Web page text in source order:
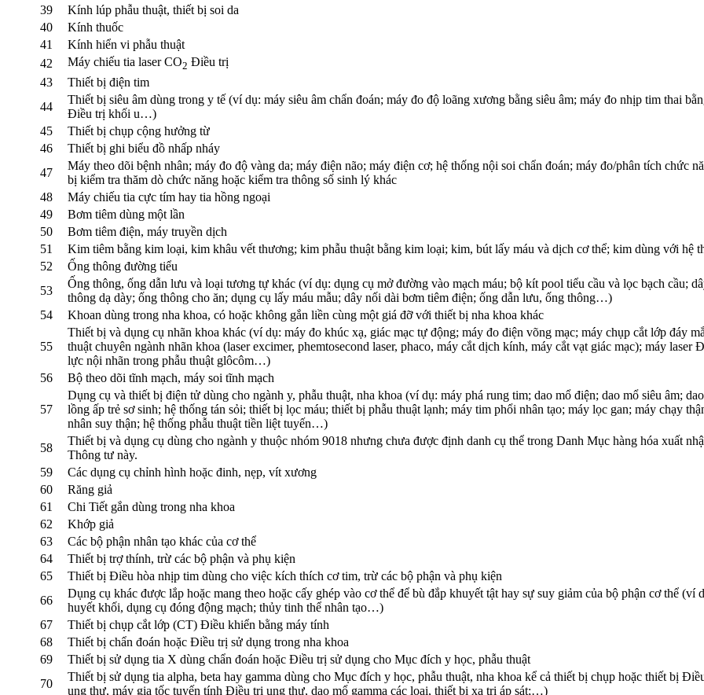
39
Kính lúp phẫu thuật, thiết bị soi da
40
Kính thuốc
41
Kính hiển vi phẫu thuật
42
Máy chiếu tia laser CO2 Điều trị
43
Thiết bị điện tim
44
Thiết bị siêu âm dùng trong y tế (ví dụ: máy siêu âm chẩn đoán; máy đo độ loãng xương bằng siêu âm; máy đo nhịp tim thai
Điều trị khối u…)
45
Thiết bị chụp cộng hưởng từ
46
Thiết bị ghi biểu đồ nhấp nháy
47
Máy theo dõi bệnh nhân; máy đo độ vàng da; máy điện não; máy điện cơ; hệ thống nội soi chẩn đoán; máy đo/phân tích chức
bị kiểm tra thăm dò chức năng hoặc kiểm tra thông số sinh lý khác
48
Máy chiếu tia cực tím hay tia hồng ngoại
49
Bơm tiêm dùng một lần
50
Bơm tiêm điện, máy truyền dịch
51
Kim tiêm bằng kim loại, kim khâu vết thương; kim phẫu thuật bằng kim loại; kim, bút lấy máu và dịch cơ thể; kim dùng với hệ
52
Ống thông đường tiểu
53
Ống thông, ống dẫn lưu và loại tương tự khác (ví dụ: dụng cụ mở đường vào mạch máu; bộ kít pool tiểu cầu và lọc bạch cầu;
thông dạ dày; ống thông cho ăn; dụng cụ lấy máu mẫu; dây nối dài bơm tiêm điện; ống dẫn lưu, ống thông…)
54
Khoan dùng trong nha khoa, có hoặc không gắn liền cùng một giá đỡ với thiết bị nha khoa khác
55
Thiết bị và dụng cụ nhãn khoa khác (ví dụ: máy đo khúc xạ, giác mạc tự động; máy đo điện võng mạc; máy chụp cắt lớp đáy
thuật chuyên ngành nhãn khoa (laser excimer, phemtosecond laser, phaco, máy cắt dịch kính, máy cắt vạt giác mạc); máy
lực nội nhãn trong phẫu thuật glôcôm…)
56 Bộ theo dõi tĩnh mạch, máy soi tĩnh mạch
57
Dụng cụ và thiết bị điện tử dùng cho ngành y, phẫu thuật, nha khoa (ví dụ: máy phá rung tim; dao mổ điện; dao mổ siêu âm;
lồng ấp trẻ sơ sinh; hệ thống tán sỏi; thiết bị lọc máu; thiết bị phẫu thuật lạnh; máy tim phổi nhân tạo; máy lọc gan; máy chạy
nhân suy thận; hệ thống phẫu thuật tiền liệt tuyến…)
58
Thiết bị và dụng cụ dùng cho ngành y thuộc nhóm 9018 nhưng chưa được định danh cụ thể trong Danh Mục hàng hóa xuất
Thông tư này.
59
Các dụng cụ chỉnh hình hoặc đinh, nẹp, vít xương
60
Răng giả
61
Chi Tiết gắn dùng trong nha khoa
62
Khớp giả
63
Các bộ phận nhân tạo khác của cơ thể
64
Thiết bị trợ thính, trừ các bộ phận và phụ kiện
65
Thiết bị Điều hòa nhịp tim dùng cho việc kích thích cơ tim, trừ các bộ phận và phụ kiện
66
Dụng cụ khác được lắp hoặc mang theo hoặc cấy ghép vào cơ thể để bù đắp khuyết tật hay sự suy giảm của bộ phận cơ thể
huyết khối, dụng cụ đóng động mạch; thủy tinh thể nhân tạo…)
67
Thiết bị chụp cắt lớp (CT) Điều khiển bằng máy tính
68
Thiết bị chẩn đoán hoặc Điều trị sử dụng trong nha khoa
69
Thiết bị sử dụng tia X dùng chẩn đoán hoặc Điều trị sử dụng cho Mục đích y học, phẫu thuật
70
Thiết bị sử dụng tia alpha, beta hay gamma dùng cho Mục đích y học, phẫu thuật, nha khoa kể cả thiết bị chụp hoặc thiết bị
ung thư, máy gia tốc tuyến tính Điều trị ung thư, dao mổ gamma các loại, thiết bị xạ trị áp sát;…)